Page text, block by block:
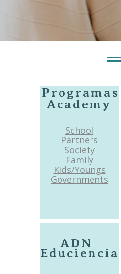
School
Partners
Society
Family
Kids/Youngs
Governments
ADN
Programas
Educiencia
Academy